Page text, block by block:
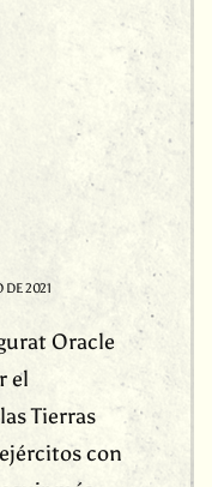
DE 2021
Oracle
el
Tierras
con